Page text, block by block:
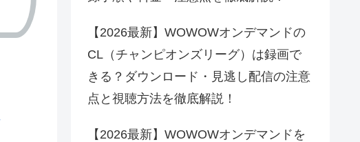
【2026最新】WOWOWオンデマンドの
CL（チャンピオンズリーグ）は録画で
きる？ダウンロード・見逃し配信の注意
点と視聴方法を徹底解説！
【2026最新】WOWOWオンデマンドを